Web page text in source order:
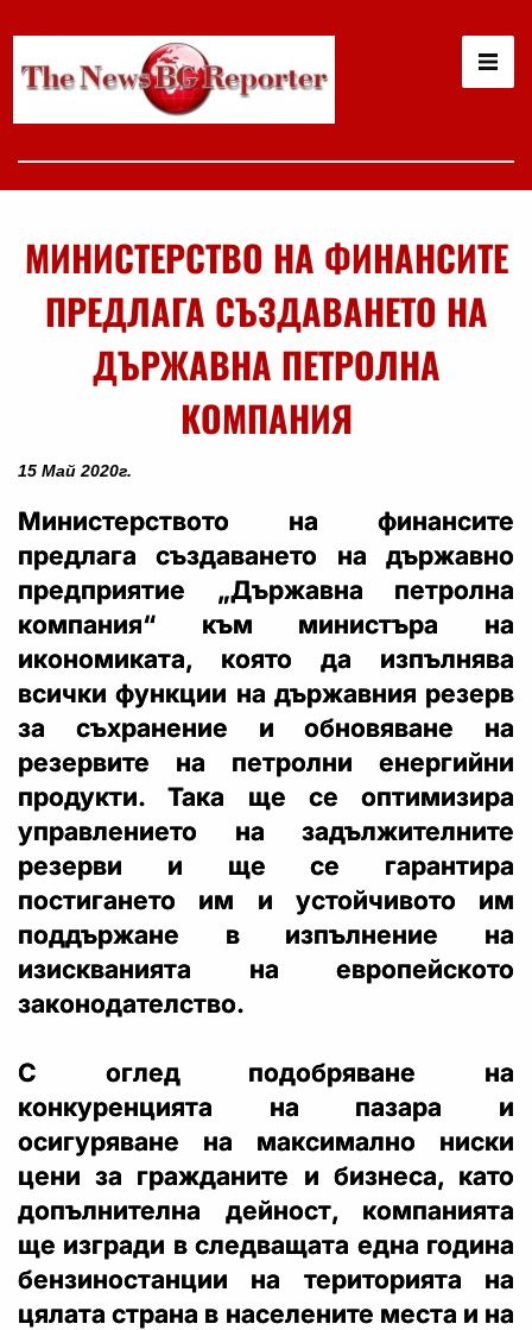
МИНИСТЕРСТВО НА ФИНАНСИТЕ
ПРЕДЛАГА СЪЗДАВАНЕТО НА
ДЪРЖАВНА ПЕТРОЛНА
КОМПАНИЯ
15 Май 2020г.
Министерството на финансите
предлага създаването на държавно
предприятие „Държавна петролна
компания“ към министъра на
икономиката, която да изпълнява
всички функции на държавния резерв
за съхранение и обновяване на
резервите на петролни енергийни
продукти. Така ще се оптимизира
управлението на задължителните
резерви и ще се гарантира
постигането им и устойчивото им
поддържане в изпълнение на
изискванията на европейското
законодателство.
С оглед подобряване на
конкуренцията на пазара и
осигуряване на максимално ниски
цени за гражданите и бизнеса, като
допълнителна дейност, компанията
ще изгради в следващата една година
бензиностанции на територията на
цялата страна в населените места и на